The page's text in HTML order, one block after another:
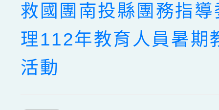
救國團南投縣團務指
理112年教育人員暑期
活動